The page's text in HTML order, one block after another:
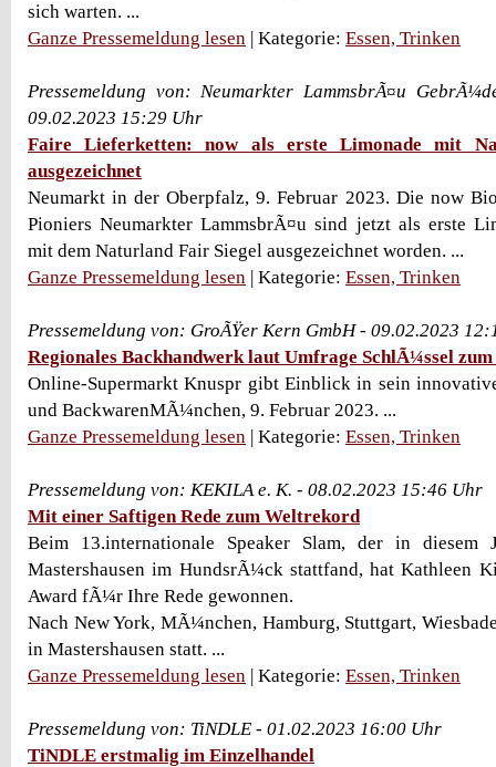
sich warten. ...
Ganze Pressemeldung lesen | Kategorie: Essen, Trinken
Pressemeldung von: Neumarkter LammsbrÃ¤u
09.02.2023 15:29 Uhr
Faire Lieferketten: now als erste Limonade mit
ausgezeichnet
Neumarkt in der Oberpfalz, 9. Februar 2023. Die now
Pioniers Neumarkter LammsbrÃ¤u sind jetzt als erste
mit dem Naturland Fair Siegel ausgezeichnet worden. ...
Ganze Pressemeldung lesen | Kategorie: Essen, Trinken
Pressemeldung von: GroÃŸer Kern GmbH - 09.02.2023
Regionales Backhandwerk laut Umfrage SchlÃ¼ssel
Online-Supermarkt Knuspr gibt Einblick in sein
und BackwarenMÃ¼nchen, 9. Februar 2023. ...
Ganze Pressemeldung lesen | Kategorie: Essen, Trinken
Pressemeldung von: KEKILA e. K. - 08.02.2023 15:46 Uhr
Mit einer Saftigen Rede zum Weltrekord
Beim 13.internationale Speaker Slam, der in diesem
Mastershausen im HundsrÃ¼ck stattfand, hat Kathleen
Award fÃ¼r Ihre Rede gewonnen.
Nach New York, MÃ¼nchen, Hamburg, Stuttgart,
in Mastershausen statt. ...
Ganze Pressemeldung lesen | Kategorie: Essen, Trinken
Pressemeldung von: TiNDLE - 01.02.2023 16:00 Uhr
TiNDLE erstmalig im Einzelhandel